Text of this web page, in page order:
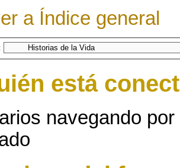
a Índice general
está
navegando